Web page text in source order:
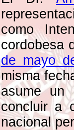
como
cordobesa
de mayo
misma
asume un
concluir a
nacional